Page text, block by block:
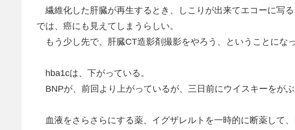
繊維化した肝臓が再生するとき、しこりが出来てエコーに写
では、癌にも見えてしまうらしい。
もう少し先で、肝臓CT造影剤撮影をやろう、ということになっ
hba1cは、下がっている。
BNPが、前回より上がっているが、三日前にウイスキーをがぶ
血液をさらさらにする薬、イグザレルトを一時的に断薬して